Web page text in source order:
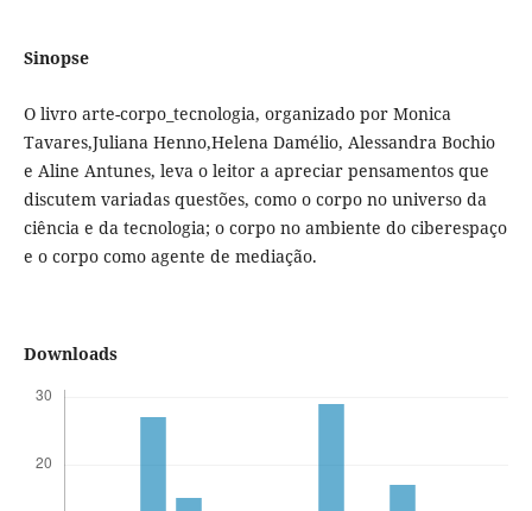
Sinopse
O livro arte-corpo_tecnologia, organizado por Monica
Tavares,Juliana Henno,Helena Damélio, Alessandra Bochio
e Aline Antunes, leva o leitor a apreciar pensamentos que
discutem variadas questões, como o corpo no universo da
ciência e da tecnologia; o corpo no ambiente do ciberespaço
e o corpo como agente de mediação.
Downloads